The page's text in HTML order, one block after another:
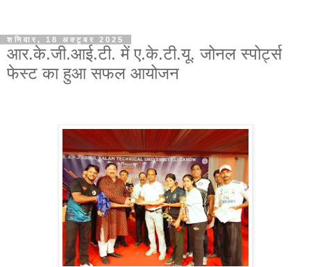
शनिवार, 18 अक्टूबर 2025
आर.के.जी.आई.टी. में ए.के.टी.यू. जोनल स्पोर्ट्स
फेस्ट का हुआ सफल आयोजन